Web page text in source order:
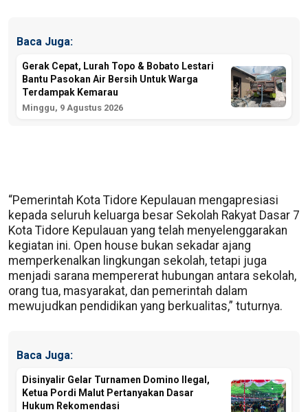
Baca Juga:
Gerak Cepat, Lurah Topo & Bobato Lestari
Bantu Pasokan Air Bersih Untuk Warga
Terdampak Kemarau
Minggu, 9 Agustus 2026
“Pemerintah Kota Tidore Kepulauan mengapresiasi
kepada seluruh keluarga besar Sekolah Rakyat Dasar 7
Kota Tidore Kepulauan yang telah menyelenggarakan
kegiatan ini. Open house bukan sekadar ajang
memperkenalkan lingkungan sekolah, tetapi juga
menjadi sarana mempererat hubungan antara sekolah,
orang tua, masyarakat, dan pemerintah dalam
mewujudkan pendidikan yang berkualitas,” tuturnya.
Baca Juga:
Disinyalir Gelar Turnamen Domino Ilegal,
Ketua Pordi Malut Pertanyakan Dasar
Hukum Rekomendasi